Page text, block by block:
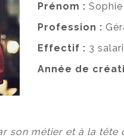
Prénom : Sophie
Profession :
Effectif : 3
Année de
son métier et à la